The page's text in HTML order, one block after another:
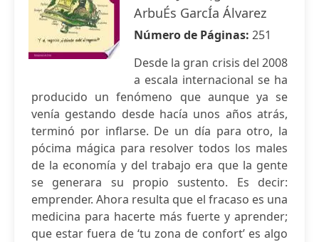
ArbuÉs GarcÍa Álvarez
Número de Páginas: 251
Desde la gran crisis del 2008
a escala internacional se ha
producido un fenómeno que aunque ya se
venía gestando desde hacía unos años atrás,
terminó por inflarse. De un día para otro, la
pócima mágica para resolver todos los males
de la economía y del trabajo era que la gente
se generara su propio sustento. Es decir:
emprender. Ahora resulta que el fracaso es una
medicina para hacerte más fuerte y aprender;
que estar fuera de ‘tu zona de confort’ es algo